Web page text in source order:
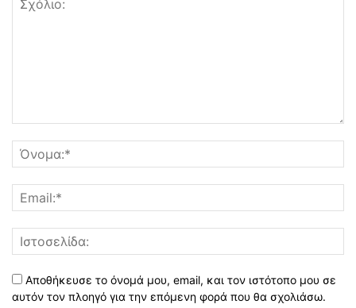
Αποθήκευσε το όνομά μου, email, και τον ιστότοπο μου σε
αυτόν τον πλοηγό για την επόμενη φορά που θα σχολιάσω.